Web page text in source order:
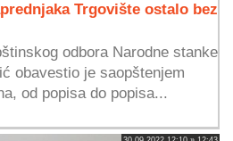
Trgovište ostalo bez
odbora Narodne stanke
obavestio je saopštenjem
od popisa do popisa...